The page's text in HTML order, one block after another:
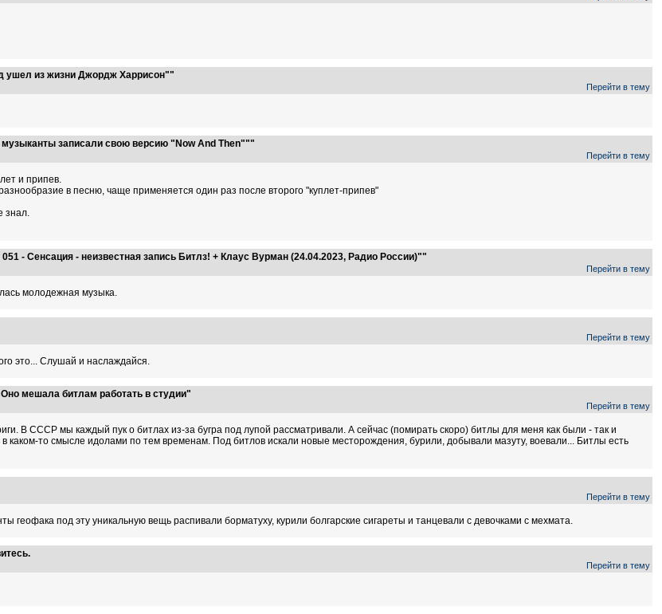
ушел из жизни Джордж Харрисон""
Перейти в тему
записали свою версию "Now And Then"""
Перейти в тему
и припев.
в песню, чаще применяется один раз после второго "куплет-припев"
знал.
- Сенсация - неизвестная запись Битлз! + Клаус Вурман (24.04.2023, Радио России)""
Перейти в тему
молодежная музыка.
Перейти в тему
это... Слушай и наслаждайся.
мешала битлам работать в студии"
Перейти в тему
В СССР мы каждый пук о битлах из-за бугра под лупой рассматривали. А сейчас (помирать скоро) битлы для меня как были - так и
каком-то смысле идолами по тем временам. Под битлов искали новые месторождения, бурили, добывали мазуту, воевали... Битлы есть
Перейти в тему
под эту уникальную вещь распивали борматуху, курили болгарские сигареты и танцевали с девочками с мехмата.
Перейти в тему